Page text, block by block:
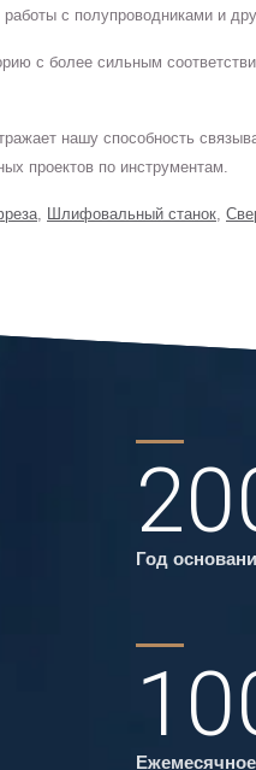
с полупроводниками и
с более сильным
нашу способность
проектов по инструментам.
Шлифовальный станок
Год